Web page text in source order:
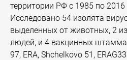
территории РФ с 1985 по
Исследовано 54 изолята
выделенных от животных, 2
людей, и 4 вакцинных штамма
97, ERA, Shchelkovo 51,